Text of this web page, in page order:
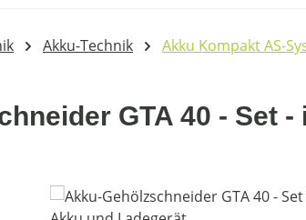
Akku-Technik Akku Kompakt AS-
GTA 40 - Set